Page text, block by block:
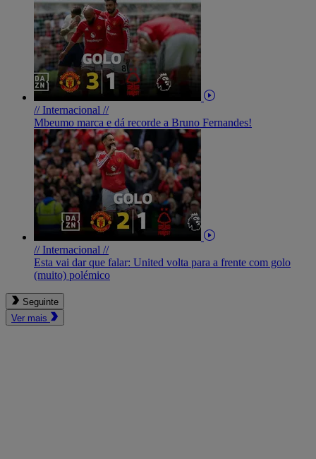
// Internacional //
Mbeumo marca e dá recorde a Bruno Fernandes!
// Internacional //
Esta vai dar que falar: United volta para a frente com golo
(muito) polémico
Seguinte
Ver mais